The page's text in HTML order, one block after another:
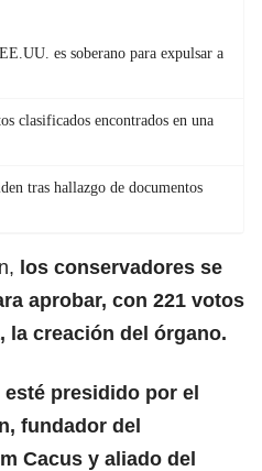
es soberano para expulsar a
clasificados encontrados en una
tras hallazgo de documentos
los conservadores se
aprobar, con 221 votos
la creación del órgano.
esté presidido por el
fundador del
Cacus y aliado del